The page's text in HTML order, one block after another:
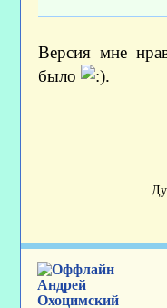
Версия мне
было
.
Андрей
Охоцимский